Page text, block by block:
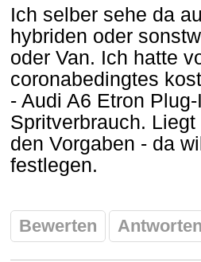
Ich selber sehe da
hybriden oder
oder Van. Ich hatte
coronabedingtes
- Audi A6 Etron
Spritverbrauch.
den Vorgaben - da
festlegen.
Bewerten Antworten